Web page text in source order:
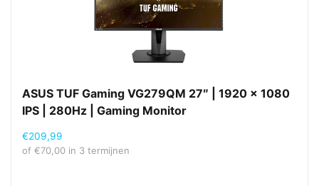
ASUS TUF Gaming VG279QM 27″ | 1920 x 1080
IPS | 280Hz | Gaming Monitor
€209,99
of €70,00 in 3 termijnen